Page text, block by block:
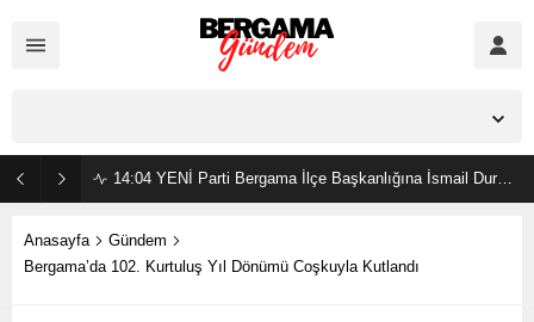
14:04 YENİ Parti Bergama İlçe Başkanlığına İsmail Durmaz görevlendirildi
Anasayfa
Gündem
Bergama’da 102. Kurtuluş Yıl Dönümü Coşkuyla Kutlandı